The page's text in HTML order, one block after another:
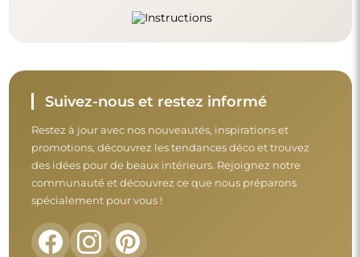
Suivez-nous et restez informé
Restez à jour avec nos nouveautés, inspirations et
promotions, découvrez les tendances déco et trouvez
des idées pour de beaux intérieurs. Rejoignez notre
communauté et découvrez ce que nous préparons
spécialement pour vous !